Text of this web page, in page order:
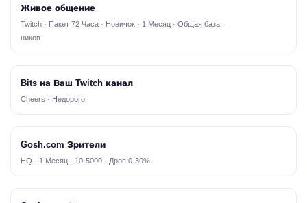
Живое общение
Twitch · Пакет 72 Часа · Новичок · 1 Месяц · Общая база
ников
Bits на Ваш Twitch канал
Cheers · Недорого
Gosh.com Зрители
HQ · 1 Месяц · 10-5000 · Дроп 0-30%